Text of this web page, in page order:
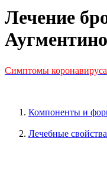
Лечение
Симптомы коронавируса
Компоненты и
Лечебные свойства